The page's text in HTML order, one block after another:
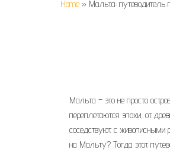
Home » Мальта: путеводитель
Мальта – это не просто
переплетаются эпохи, от
соседствуют с
на Мальту? Тогда этот